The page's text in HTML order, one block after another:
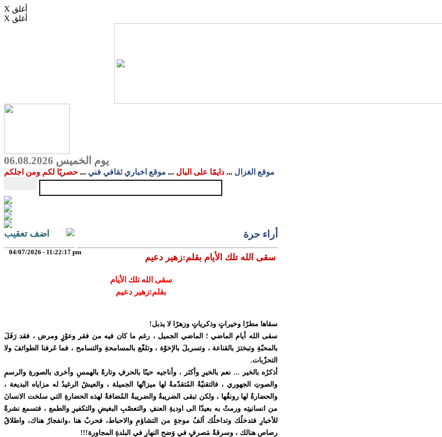
X أغلق
X أغلق
يوم الخميس 06.08.2026
موقع الغزال ... دايمًا على البال ... موقع اخباري ثقافي فني ... حصريًا لكم ومن اجلكم
أراء حرة اضف تعقيب
04/07/2026 - 11:22:17 pm
سقى الله تلك الأيام بقلم:زهير دعيم
سقى الله تلك الأيام
بقلم:زهير دعيم
سقاها مطرًا وخيراتٍ وذكرياتٍ وزهرًا لا يذبل!
سقى الله أيام الماضي ؛ الماضي الجميل ، رغم ما كان فيه من فقر وعوْزٍ ومرض ، فقد رَفَلَ
بالمحبّةِ وتبخترَ بالقناعة ، وتسربلَ بالإخوّة ، وتلفّع بالمسامحةِ والتسامح ، فما عَرفنا الطوائفَ ولا
التحزّبات.
أذكرُه بالخير ... نعم بالخيرِ وأكثر ، وأناجيه حينًا بالحرفِ وتارةً بالهمسِ وأخرى بالصورةِ والرسمِ
والصوتِ الجهوري ، فالتقنيّةُ المُتقدّمةُ لها ميزاتُها الجميلة ، والعيشُ الرغيدُ له مزاياه البديعة ،
والحضارةُ لها رونقُها ، ولكن تبقى الضريبةُ والضريبةُ المُضافةُ لهذه الحضارةِ التي سلخت الانسانَ
من انسانيتِه ورمتْ به بعيدّا الى اوديةِ العنفِ والتعصّبِ البغيضِ والتكفيرِ والطمع ، فتسمع نشرةً
للأخبارِ فتدخلُك وتداخلُك ألفُ موجةٍ من التشاؤمِ والاحباط، فحربٌ هنا ،وانفجارٌ هناك، واطلاقُ
رصاصٍ هنالك ، وسرقةُ مَصرفٍ في وَضحِ النهارِ في البلدةِ المجاورة!!!